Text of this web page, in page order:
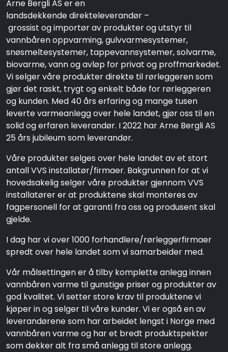
Arne Bergli AS er en
landsdekkende direkteleverandør –
grossist og importør av produkter og utstyr til
vannbåren oppvarming, gulvvarmesystemer,
snøsmeltesystemer, tappevannsystemer, solvarme,
biovarme, vann og avløp for privat og proffmarkedet.
Vi selger våre produkter direkte til rørleggeren som
gjør det raskt, trygt og enkelt både for rørleggeren
og kunden. Med 40 års erfaring og mange tusen
leverte varmeanlegg over hele landet, gjør oss til en
solid og erfaren leverandør. I 2022 har Arne Bergli AS
25 års jubileum som leverandør.
Våre produkter selges over hele landet av et stort
antall VVS installatør/firmaer. Bakgrunnen for at vi
hovedsakelig selger våre produkter gjennom VVS
installatører er at produktene skal monteres av
fagpersonell for at garanti fra oss og produsent skal
gjelde.
I dag har vi over 1000 forhandlere/rørleggerfirmaer
spredt over hele landet som vi samarbeider med.
Vår målsettingen er å tilby komplette anlegg innen
vannbåren varme til gunstige priser og produkter av
god kvalitet. Vi setter store krav til produktene vi
kjøper in og selger til våre kunder. Vi er også en av
leverandørene som har arbeidet lengst i Norge med
vannbåren varme og har et bredt produktspekter
som dekker alt fra små anlegg til store anlegg.